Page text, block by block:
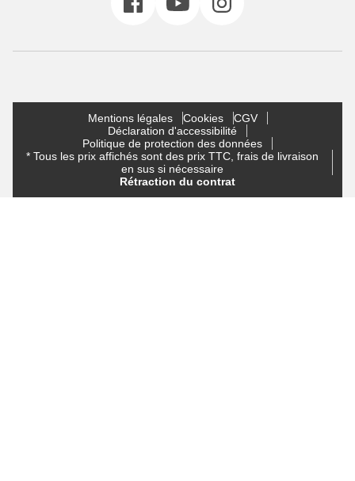
Mentions légales Cookies
CGV
Déclaration d'accessibilité
Politique de protection des données
* Tous les prix affichés sont des prix TTC, frais de livraison
en sus si nécessaire
Rétraction du contrat